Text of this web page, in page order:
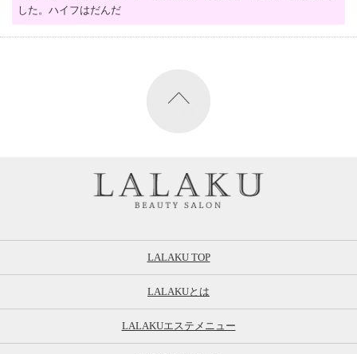
した。ハイフはだんだ
LALAKU TOP
LALAKUとは
LALAKUエステメニュー